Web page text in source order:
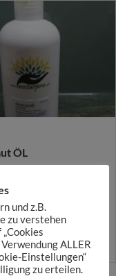
ÖL
7,90
und z.B.
zu verstehen
ALLER
Einstellungen“
zu erteilen.